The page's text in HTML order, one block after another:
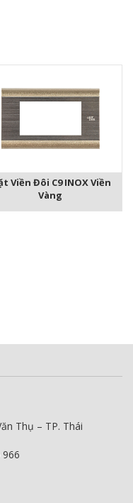
Viền Đôi C9 INOX Viền
Vàng
Thụ – TP. Thái